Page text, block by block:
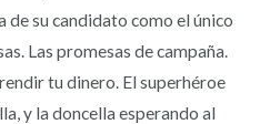
su candidato como el único
Las promesas de campaña.
tu dinero. El superhéroe
y la doncella esperando al